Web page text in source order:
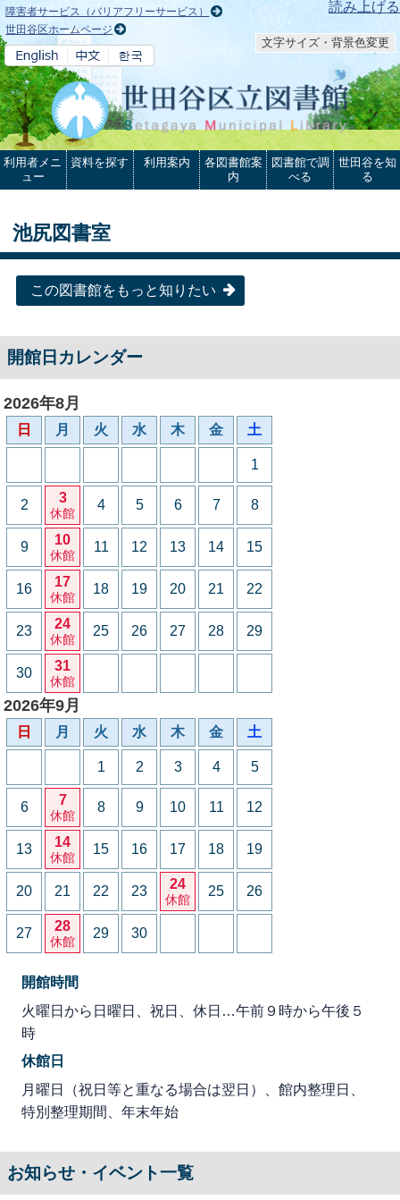
本文へ 読み上げる
障害者サービス（バリアフリーサービス）
世田谷区ホームページ
文字サイズ・背景色変更
利用者メニ
ュー
資料を探す 利用案内
各図書館案
内
図書館で調
べる
世田谷を知
る
池尻図書室
この図書館をもっと知りたい
開館日カレンダー
2026年8月
日 月 火 水 木 金 土
1
2 3
休館
4 5 6 7 8
9 10
休館
11 12 13 14 15
16 17
休館
18 19 20 21 22
23 24
休館
25 26 27 28 29
30 31
休館
2026年9月
日 月 火 水 木 金 土
1 2 3 4 5
6 7
休館
8 9 10 11 12
13 14
休館
15 16 17 18 19
20 21 22 23 24
休館
25 26
27 28
休館
29 30
開館時間
火曜日から日曜日、祝日、休日…午前９時から午後５
時
休館日
月曜日（祝日等と重なる場合は翌日）、館内整理日、
特別整理期間、年末年始
お知らせ・イベント一覧